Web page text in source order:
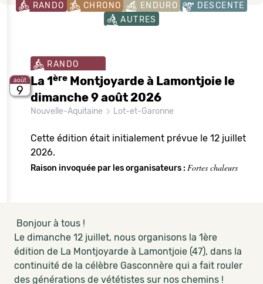
RANDO CHRONO ENDURO
DESCENTE
AUTRES
août
9
RANDO
La 1ère Montjoyarde à Lamontjoie le
dimanche 9 août 2026
Nouvelle-Aquitaine Lot-et-Garonne
Cette édition était initialement prévue le 12 juillet
2026.
Raison invoquée par les organisateurs : Fortes chaleurs
Bonjour à tous !
Le dimanche 12 juillet, nous organisons la 1ère
édition de La Montjoyarde à Lamontjoie (47), dans la
continuité de la célèbre Gasconnère qui a fait rouler
des générations de vététistes sur nos chemins !